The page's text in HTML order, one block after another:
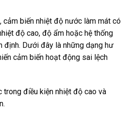
cảm biến nhiệt độ nước làm mát có
độ cao, độ ẩm hoặc hệ thống
định. Dưới đây là những dạng hư
cảm biến hoạt động sai lệch
trong điều kiện nhiệt độ cao và